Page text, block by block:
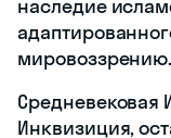
наследие
мировоззрению.
Средневековая
Инквизиция,